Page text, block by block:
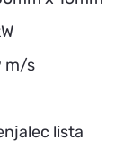
m/s
lista